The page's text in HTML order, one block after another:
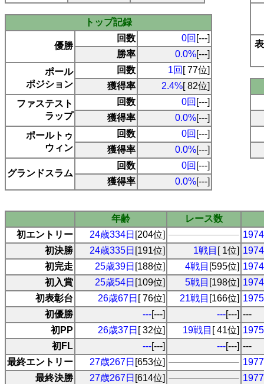
トップ記録
優勝
回数 0回 [---]
勝率
0.0%[---]
ポール
ポジション
回数 1回 [ 77位]
獲得率
2.4%[ 82位]
ファステスト
ラップ
回数 0回 [---]
獲得率
0.0%[---]
ポールトゥ
ウィン
回数 0回 [---]
獲得率
0.0%[---]
グランドスラム
回数 0回 [---]
獲得率
0.0%[---]
年齢
レース数
初エントリー
24歳334日 [204位]
初決勝
24歳335日 [191位] 1戦目 [ 1位]
初完走
25歳39日 [188位] 4戦目 [595位]
初入賞
25歳54日 [109位] 5戦目 [198位]
初表彰台
26歳67日 [ 76位] 21戦目 [166位]
初優勝
---[---] ---[---] ---
初PP
26歳37日 [ 32位] 19戦目 [ 41位]
初FL
---[---] ---[---] ---
最終エントリー
27歳267日 [653位]
最終決勝
27歳267日 [614位]